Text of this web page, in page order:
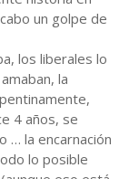
un golpe de
los liberales lo
la
4 años, se
… la encarnación
lo posible